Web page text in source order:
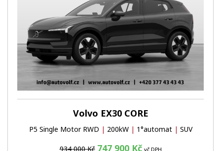
Volvo EX30 CORE
P5 Single Motor RWD | 200kW | 1°automat | SUV
934 000 Kč 747 900 Kč vč DPH